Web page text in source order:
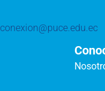
conexion@puce.edu.ec